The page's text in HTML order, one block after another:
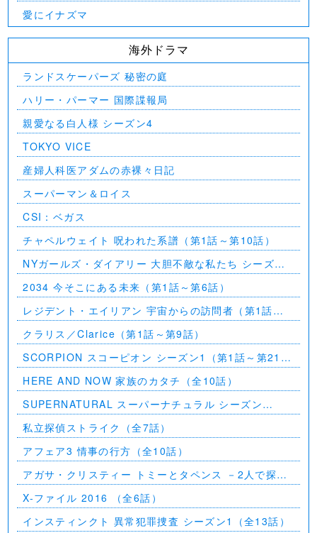
愛にイナズマ
海外ドラマ
ランドスケーパーズ 秘密の庭
ハリー・パーマー 国際諜報局
親愛なる白人様 シーズン4
TOKYO VICE
産婦人科医アダムの赤裸々日記
スーパーマン＆ロイス
CSI：ベガス
チャペルウェイト 呪われた系譜（第1話～第10話）
NYガールズ・ダイアリー 大胆不敵な私たち シーズン
5（第1話～第2話）
2034 今そこにある未来（第1話～第6話）
レジデント・エイリアン 宇宙からの訪問者（第1話～
第7話）
クラリス／Clarice（第1話～第9話）
SCORPION スコーピオン シーズン1（第1話～第21
話）
HERE AND NOW 家族のカタチ（全10話）
SUPERNATURAL スーパーナチュラル シーズン
11（全23話）
私立探偵ストライク（全7話）
アフェア3 情事の行方（全10話）
アガサ・クリスティー トミーとタペンス －2人で探偵
を－
X-ファイル 2016 （全6話）
インスティンクト 異常犯罪捜査 シーズン1（全13話）